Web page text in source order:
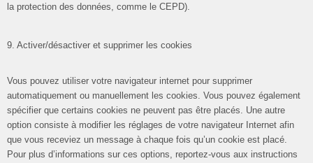
la protection des données, comme le CEPD).
9. Activer/désactiver et supprimer les cookies
Vous pouvez utiliser votre navigateur internet pour supprimer
automatiquement ou manuellement les cookies. Vous pouvez également
spécifier que certains cookies ne peuvent pas être placés. Une autre
option consiste à modifier les réglages de votre navigateur Internet afin
que vous receviez un message à chaque fois qu’un cookie est placé.
Pour plus d’informations sur ces options, reportez-vous aux instructions